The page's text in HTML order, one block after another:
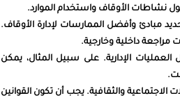
نشاطات الأوقاف واستخدام الموارد.
مبادئ وأفضل الممارسات لإدارة الأوقاف.
داخلية وخارجية.
الإدارية. على سبيل المثال، يمكن
الاجتماعية والثقافية. يجب أن تكون القوانين